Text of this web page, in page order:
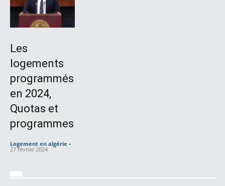
Les
logements
programmés
en 2024,
Quotas et
programmes
Logement en algérie -
27 février 2024